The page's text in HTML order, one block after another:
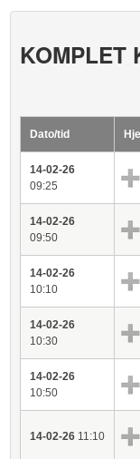
KOMPLET
Dato/tid
14-02-26
09:25
14-02-26
09:50
14-02-26
10:10
14-02-26
10:30
14-02-26
10:50
14-02-26 11:10